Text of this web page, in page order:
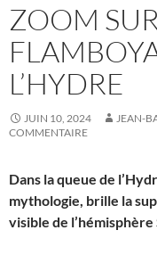
ZOOM
L’HYDRE
JUIN 10, 2024 JEAN-
COMMENTAIRE
Dans la queue de
mythologie, brille la
visible de l’hémisphère